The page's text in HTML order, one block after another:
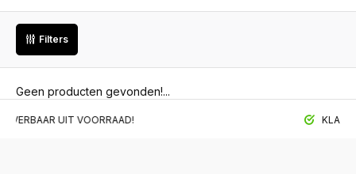
Filters
Geen producten gevonden!...
UIT VOORRAAD!